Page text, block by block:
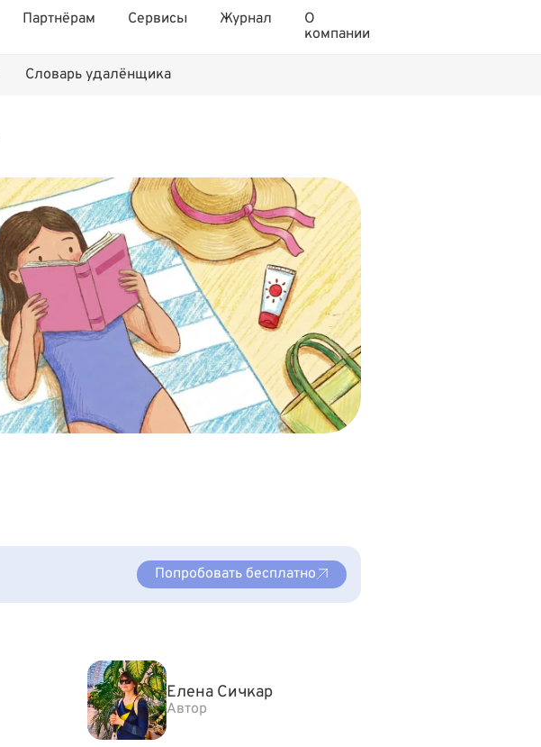
Партнёрам Сервисы Журнал
О
компании
Словарь удалёнщика
Попробовать бесплатно
Елена Сичкар
Автор